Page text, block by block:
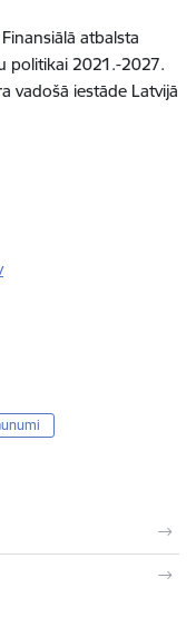
atbalsta
politikai 2021.-2027.
vadošā iestāde Latvijā